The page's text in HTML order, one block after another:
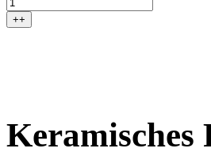
++
Keramisches